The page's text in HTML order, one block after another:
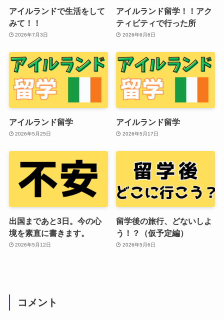
アイルランドで生活をして
みて！！
2026年7月3日
アイルランド留学！！アク
ティビティで行った所
2026年6月6日
アイルランド留学
2026年5月25日
アイルランド留学
2026年5月17日
出国まであと3日。今の心
境を素直に書きます。
2026年5月12日
留学後の旅行、どないしよ
う！？（仮予定編）
2026年5月6日
コメント